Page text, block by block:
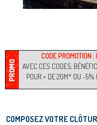
CODE PROMOTION
AVEC CES CODES,
POUR + DE 20M* OU -5%
COMPOSEZ VOTRE